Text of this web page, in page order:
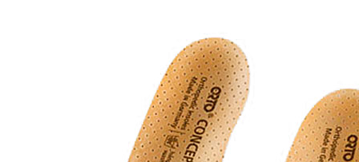
ИНДИВИДУАЛЬНЫЕ ОРТОПЕДИЧЕСКИЕ